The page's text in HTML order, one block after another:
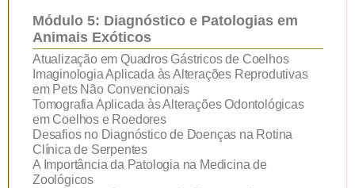
Módulo 5: Diagnóstico e Patologias em
Animais Exóticos
Atualização em Quadros Gástricos de Coelhos
Imaginologia Aplicada às Alterações Reprodutivas
em Pets Não Convencionais
Tomografia Aplicada às Alterações Odontológicas
em Coelhos e Roedores
Desafios no Diagnóstico de Doenças na Rotina
Clínica de Serpentes
A Importância da Patologia na Medicina de
Zoológicos